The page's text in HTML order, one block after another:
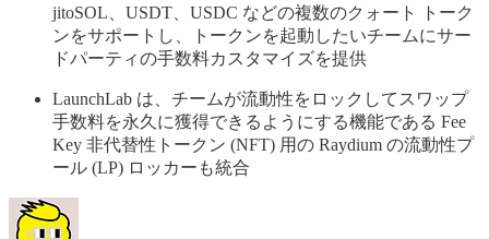
jitoSOL、USDT、USDC などの複数のクォート トーク
ンをサポートし、トークンを起動したいチームにサー
ドパーティの手数料カスタマイズを提供
LaunchLab は、チームが流動性をロックしてスワップ
手数料を永久に獲得できるようにする機能である Fee
Key 非代替性トークン (NFT) 用の Raydium の流動性プ
ール (LP) ロッカーも統合